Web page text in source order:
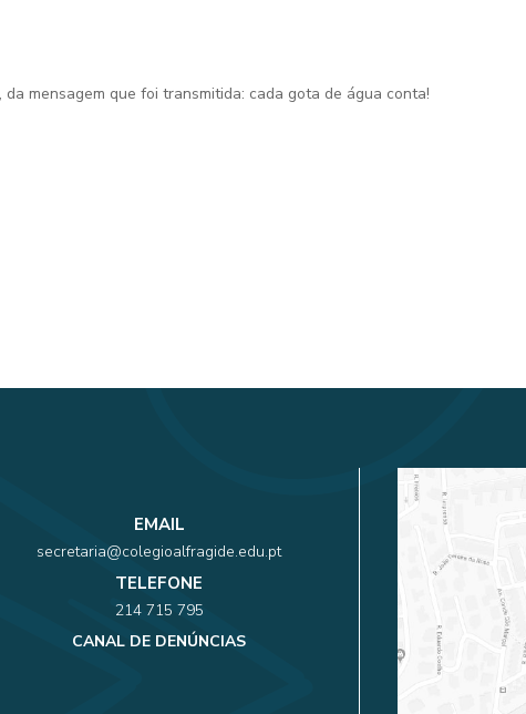
mensagem que foi transmitida: cada gota de água conta!
EMAIL
secretaria@colegioalfragide.edu.pt
TELEFONE
214 715 795
CANAL DE DENÚNCIAS